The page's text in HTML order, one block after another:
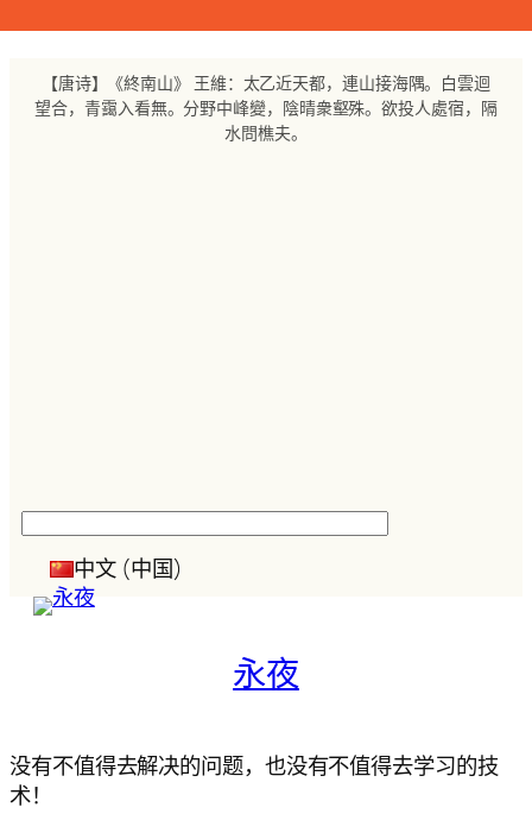
【唐诗】《終南山》 王維：太乙近天都，連山接海隅。白雲迴
望合，青靄入看無。分野中峰變，陰晴衆壑殊。欲投人處宿，隔
水問樵夫。
中文 (中国)
永夜
没有不值得去解决的问题，也没有不值得去学习的技
术！